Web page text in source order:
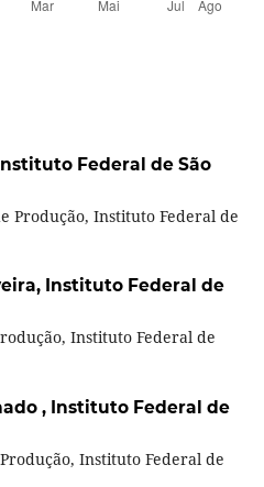
Federal de São
Produção, Instituto Federal de
Instituto Federal de
Instituto Federal de
, Instituto Federal de
Instituto Federal de